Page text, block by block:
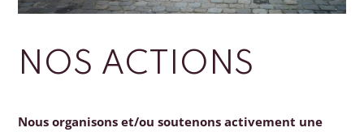
NOS ACTIONS
Nous organisons et/ou soutenons activement une